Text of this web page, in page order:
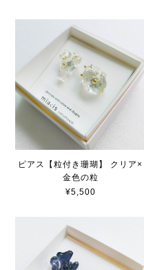
ピアス【粒付き珊瑚】 クリア×
金色の粒
¥5,500